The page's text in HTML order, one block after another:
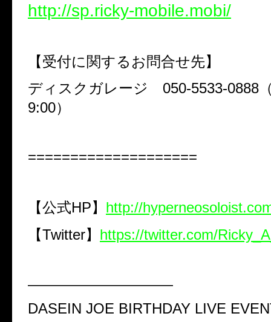
http://sp.ricky-mobile.mobi/
【受付に関するお問合せ先】
ディスクガレージ 050-5533-0888
9:00）
====================
【公式HP】 http://
【Twitter】 https://twitter.com/
——————————
DASEIN JOE BIRTHDAY LIVE